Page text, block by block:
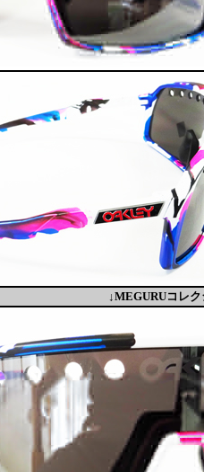
↓MEGURUコレ